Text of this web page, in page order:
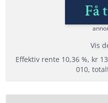
Etableringsgebyr: 900 -
Termingebyr: 40 - 75 kr
Les mer om Zensum →
Få
Effektiv rente 10,36 %, kr
010,
Vis
Fordeler